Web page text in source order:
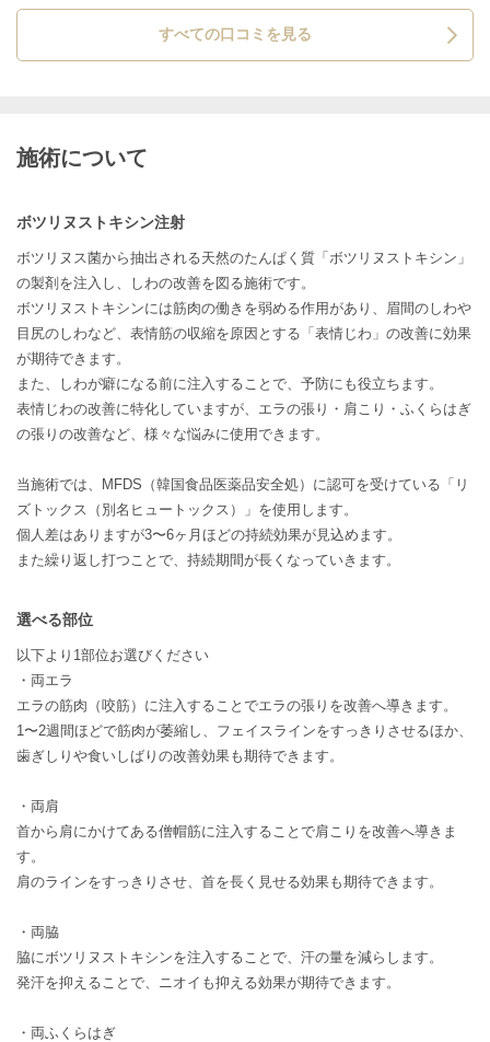
すべての口コミを見る
施術について
ボツリヌストキシン注射
ボツリヌス菌から抽出される天然のたんぱく質「ボツリヌストキシン」
の製剤を注入し、しわの改善を図る施術です。
ボツリヌストキシンには筋肉の働きを弱める作用があり、眉間のしわや
目尻のしわなど、表情筋の収縮を原因とする「表情じわ」の改善に効果
が期待できます。
また、しわが癖になる前に注入することで、予防にも役立ちます。
表情じわの改善に特化していますが、エラの張り・肩こり・ふくらはぎ
の張りの改善など、様々な悩みに使用できます。
当施術では、MFDS（韓国食品医薬品安全処）に認可を受けている「リ
ズトックス（別名ヒュートックス）」を使用します。
個人差はありますが3〜6ヶ月ほどの持続効果が見込めます。
また繰り返し打つことで、持続期間が長くなっていきます。
選べる部位
以下より1部位お選びください
・両エラ
エラの筋肉（咬筋）に注入することでエラの張りを改善へ導きます。
1〜2週間ほどで筋肉が萎縮し、フェイスラインをすっきりさせるほか、
歯ぎしりや食いしばりの改善効果も期待できます。
・両肩
首から肩にかけてある僧帽筋に注入することで肩こりを改善へ導きま
す。
肩のラインをすっきりさせ、首を長く見せる効果も期待できます。
・両脇
脇にボツリヌストキシンを注入することで、汗の量を減らします。
発汗を抑えることで、ニオイも抑える効果が期待できます。
・両ふくらはぎ